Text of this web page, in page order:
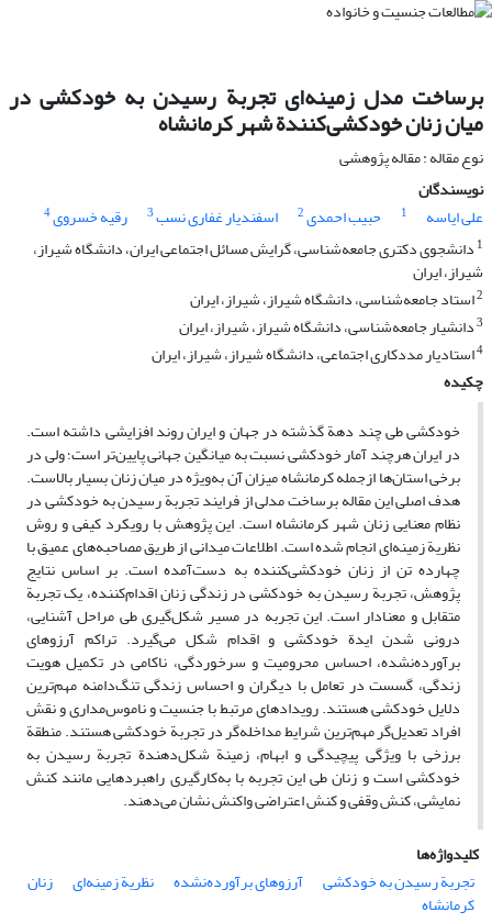
برساخت مدل زمینه‌ای تجربة رسیدن به خودکشی در
میان زنان خودکشی‌کنندة شهر کرمانشاه
نوع مقاله : مقاله پژوهشی
نویسندگان
علی ایاسه
1 حبیب احمدی2 اسفندیار غفاری نسب3 رقیه خسروی4
1 دانشجوی دکتری جامعه‌شناسی، گرایش مسائل اجتماعی ایران، دانشگاه شیراز،
شیراز، ایران
2استاد جامعه‌شناسی، دانشگاه شیراز، شیراز، ایران
3دانشیار جامعه‌شناسی، دانشگاه شیراز، شیراز، ایران
4استادیار مددکاری اجتماعی، دانشگاه شیراز، شیراز، ایران
چکیده
خودکشی طی چند دهة گذشته در جهان و ایران روند افزایشی داشته است.
در ایران هرچند آمار خودکشی نسبت به میانگین جهانی پایین‌تر است؛ ولی در
برخی استان‌ها ازجمله کرمانشاه میزان آن به‌ویژه در میان زنان بسیار بالاست.
هدف اصلی این مقاله برساخت مدلی از فرایند تجربة رسیدن به خودکشی در
نظام معنایی زنان شهر کرمانشاه است. این پژوهش با رویکرد کیفی و روش
نظریة زمینه‌ای انجام ‌شده است. اطلاعات میدانی از طریق مصاحبه‌های عمیق با
چهارده تن از زنان خودکشی‌کننده به‌ دست‌آمده است. بر اساس نتایج
پژوهش، تجربة رسیدن به خودکشی در زندگی زنان اقدام‌کننده، یک تجربة
متقابل و معنادار است. این تجربه در مسیر شکل‌گیری طی مراحل آشنایی،
درونی شدن ایدة خودکشی و اقدام شکل می‌گیرد. تراکم آرزوهای
برآورده‌نشده، احساس محرومیت و سرخوردگی، ناکامی در تکمیل هویت
زندگی، گسست در تعامل با دیگران و احساس زندگی تنگ‌دامنه مهم‌ترین
دلایل خودکشی هستند. رویدادهای مرتبط با جنسیت و ناموس‌مداری و نقش
افراد تعدیل‌گر مهم‌ترین شرایط مداخله‌گر در تجربة خودکشی هستند. منطقة
برزخی با ویژگی پیچیدگی و ابهام، زمینة شکل‌دهندة تجربة رسیدن به
خودکشی است و زنان طی این تجربه با به‌کارگیری راهبرد‌هایی مانند کنش
نمایشی، کنش وقفی و کنش اعتراضی واکنش نشان می‌دهند.
کلیدواژه‌ها
تجربة رسیدن به خودکشی
آرزوهای برآورده‌نشده نظریة زمینه‌ای زنان
کرمانشاه